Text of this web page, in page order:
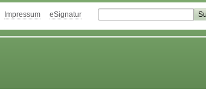
Impressum eSignatur